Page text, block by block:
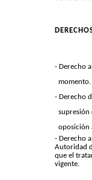
Derecho
momento.
Derecho
supresión
oposición
Derecho
Autoridad
que el
vigente.